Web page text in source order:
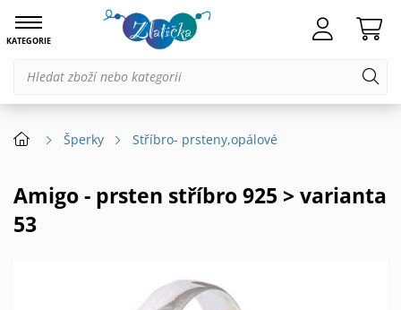
KATEGORIE
Šperky Stříbro- prsteny,opálové
Amigo - prsten stříbro 925 > varianta
53